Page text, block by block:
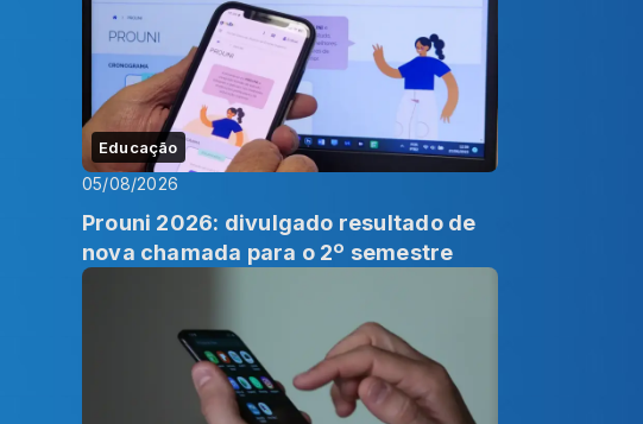
Educação
05/08/2026
Prouni 2026: divulgado resultado de
nova chamada para o 2º semestre